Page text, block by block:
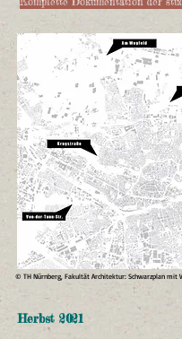
© TH Nürnberg, Fakultät Architektur: Schwarzplan mit
Herbst 2021